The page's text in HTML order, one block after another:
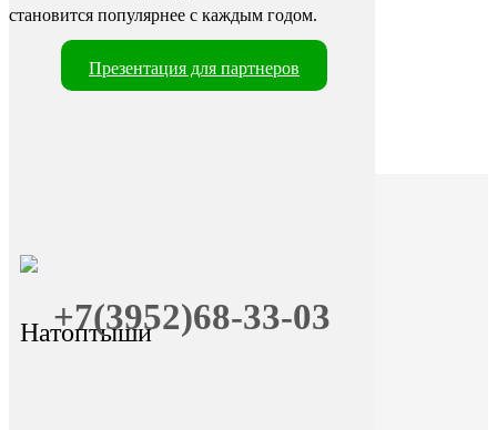
Натоптыши
становится популярнее с каждым годом.
Презентация для партнеров
+7(3952)68-33-03